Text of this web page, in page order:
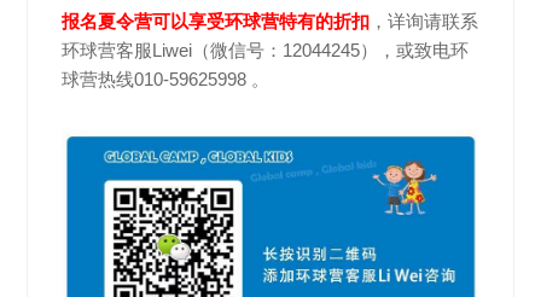
报名夏令营可以享受环球营特有的折扣 ，详询请联系
环球营客服Liwei（微信号：12044245），或致电环
球营热线010-59625998 。